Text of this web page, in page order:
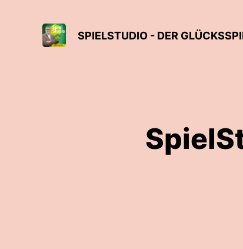
SPIELSTUDIO - DER